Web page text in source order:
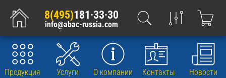
8(495)181·33·30
info@abac-russia.com
Продукция Услуги О компании Контакты
Новости